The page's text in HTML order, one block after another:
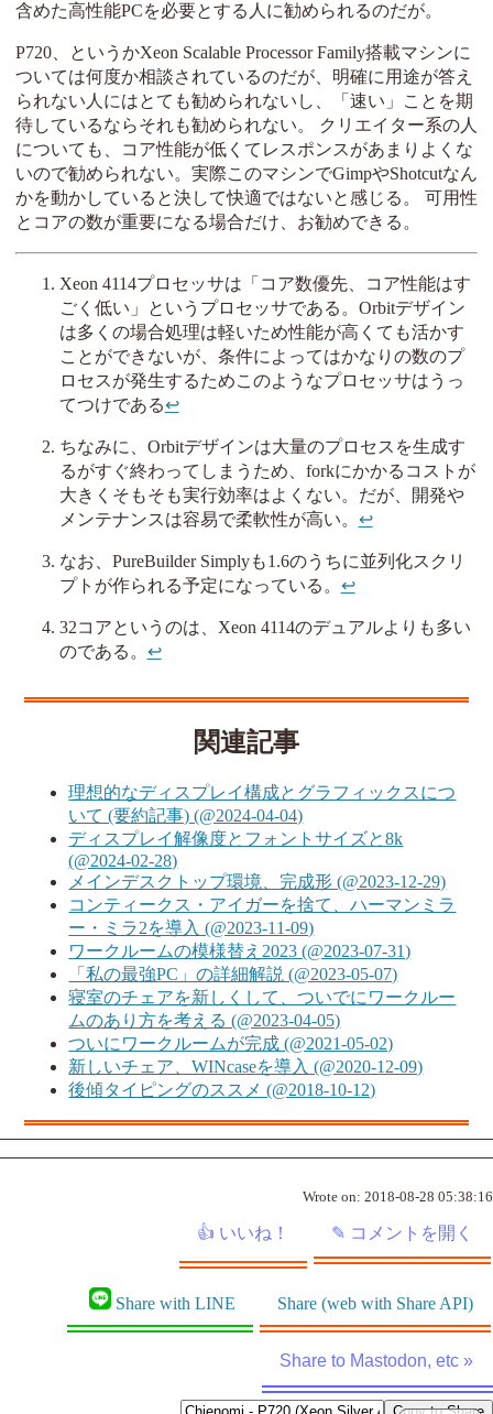
含めた高性能PCを必要とする人に勧められるのだが。
P720、というかXeon Scalable Processor Family搭載マシンに
ついては何度か相談されているのだが、明確に用途が答え
られない人にはとても勧められないし、「速い」ことを期
待しているならそれも勧められない。 クリエイター系の人
についても、コア性能が低くてレスポンスがあまりよくな
いので勧められない。実際このマシンでGimpやShotcutなん
かを動かしていると決して快適ではないと感じる。 可用性
とコアの数が重要になる場合だけ、お勧めできる。
Xeon 4114プロセッサは「コア数優先、コア性能はす
ごく低い」というプロセッサである。Orbitデザイン
は多くの場合処理は軽いため性能が高くても活かす
ことができないが、条件によってはかなりの数のプ
ロセスが発生するためこのようなプロセッサはうっ
てつけである↩︎
ちなみに、Orbitデザインは大量のプロセスを生成す
るがすぐ終わってしまうため、forkにかかるコストが
大きくそもそも実行効率はよくない。だが、開発や
メンテナンスは容易で柔軟性が高い。 ↩︎
なお、PureBuilder Simplyも1.6のうちに並列化スクリ
プトが作られる予定になっている。 ↩︎
32コアというのは、Xeon 4114のデュアルよりも多い
のである。 ↩︎
関連記事
理想的なディスプレイ構成とグラフィックスにつ
いて (要約記事) (@2024-04-04)
ディスプレイ解像度とフォントサイズと8k
(@2024-02-28)
メインデスクトップ環境、完成形 (@2023-12-29)
コンティークス・アイガーを捨て、ハーマンミラ
ー・ミラ2を導入 (@2023-11-09)
ワークルームの模様替え2023 (@2023-07-31)
「私の最強PC」の詳細解説 (@2023-05-07)
寝室のチェアを新しくして、ついでにワークルー
ムのあり方を考える (@2023-04-05)
ついにワークルームが完成 (@2021-05-02)
新しいチェア、WINcaseを導入 (@2020-12-09)
後傾タイピングのススメ (@2018-10-12)
Wrote on: 2018-08-28 05:38:16
Share with LINE Share (web with Share API)
Share to Mastodon, etc »